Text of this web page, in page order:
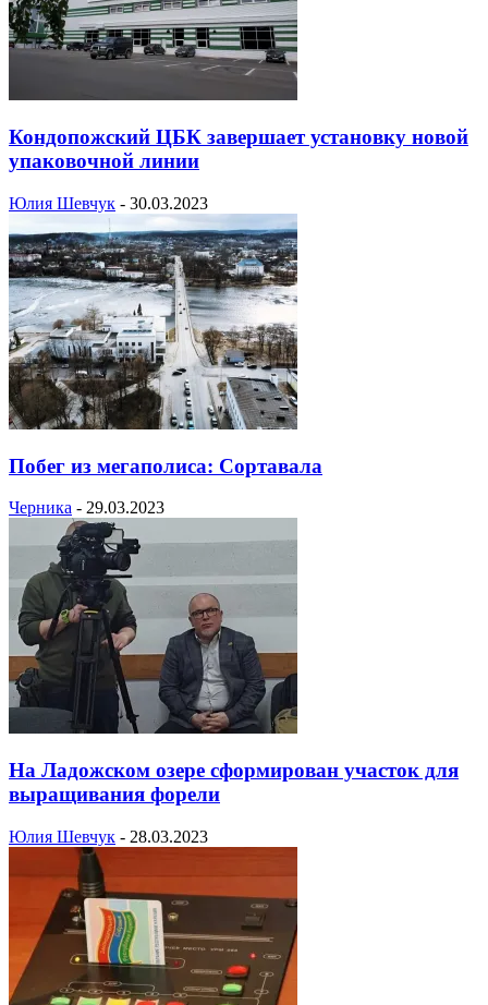
Кондопожский ЦБК завершает установку новой
упаковочной линии
Юлия Шевчук - 30.03.2023
Побег из мегаполиса: Сортавала
Черника - 29.03.2023
На Ладожском озере сформирован участок для
выращивания форели
Юлия Шевчук - 28.03.2023